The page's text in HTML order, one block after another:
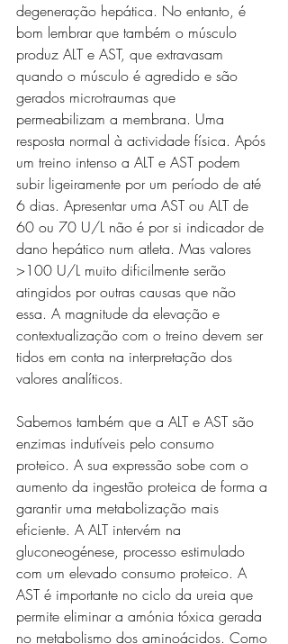
degeneração hepática. No entanto, é
bom lembrar que também o músculo
produz ALT e AST, que extravasam
quando o músculo é agredido e são
gerados microtraumas que
permeabilizam a membrana. Uma
resposta normal à actividade física. Após
um treino intenso a ALT e AST podem
subir ligeiramente por um período de até
6 dias. Apresentar uma AST ou ALT de
60 ou 70 U/L não é por si indicador de
dano hepático num atleta. Mas valores
>100 U/L muito dificilmente serão
atingidos por outras causas que não
essa. A magnitude da elevação e
contextualização com o treino devem ser
tidos em conta na interpretação dos
valores analíticos.
Sabemos também que a ALT e AST são
enzimas indutíveis pelo consumo
proteico. A sua expressão sobe com o
aumento da ingestão proteica de forma a
garantir uma metabolização mais
eficiente. A ALT intervém na
gluconeogénese, processo estimulado
com um elevado consumo proteico. A
AST é importante no ciclo da ureia que
permite eliminar a amónia tóxica gerada
no metabolismo dos aminoácidos. Como